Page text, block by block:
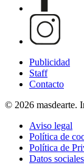
Publicidad
Staff
Contacto
© 2026 masdearte.
Aviso legal
Política de
Política de
Datos sociales